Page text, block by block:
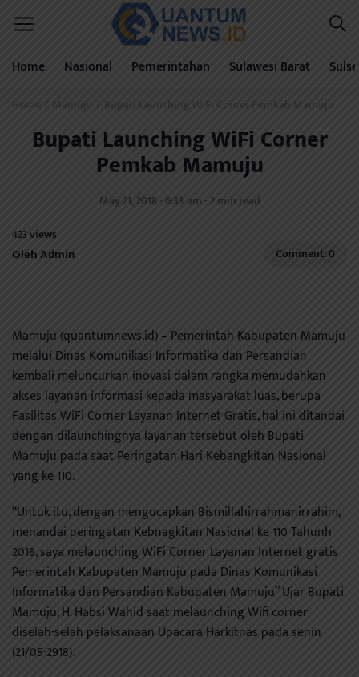
Home Nasional Pemerintahan Sulawesi Barat
Home / Mamuju / Bupati Launching WiFi Corner Pemkab Mamuju
Bupati Launching WiFi Corner
Pemkab Mamuju
May 21, 2018 - 6:33 am - 2 min read
423 views
Oleh Admin Comment: 0
Mamuju (quantumnews.id) – Pemerintah Kabupaten Mamuju
melalui Dinas Komunikasi Informatika dan Persandian
kembali meluncurkan inovasi dalam rangka memudahkan
akses layanan informasi kepada masyarakat luas, berupa
Fasilitas WiFi Corner Layanan Internet Gratis, hal ini ditandai
dengan dilaunchingnya layanan tersebut oleh Bupati
Mamuju pada saat Peringatan Hari Kebangkitan Nasional
yang ke 110.
“Untuk itu, dengan mengucapkan Bismillahirrahmanirrahim,
menandai peringatan Kebnagkitan Nasional ke 110 Tahunh
2018, saya melaunching WiFi Corner Layanan Internet gratis
Pemerintah Kabupaten Mamuju pada Dinas Komunikasi
Informatika dan Persandian Kabupaten Mamuju” Ujar Bupati
Mamuju, H. Habsi Wahid saat melaunching Wifi corner
diselah-selah pelaksanaan Upacara Harkitnas pada senin
(21/05-2918).